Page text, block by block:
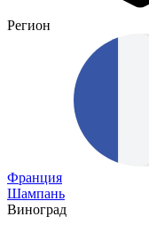
Регион
Франция
Шампань
Виноград